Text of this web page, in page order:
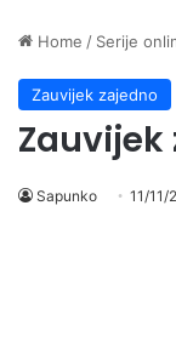
Home / Serije
Zauvijek zajedno
Zauvijek
Sapunko 11/11/